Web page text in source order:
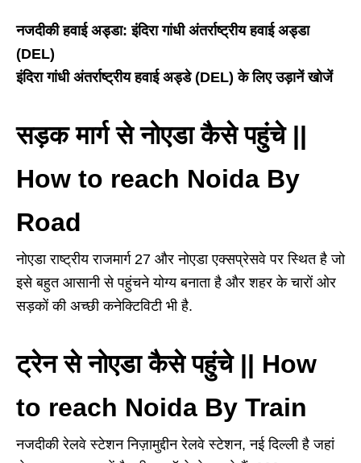
नजदीकी हवाई अड्डा: इंदिरा गांधी अंतर्राष्ट्रीय हवाई अड्डा
(DEL)
इंदिरा गांधी अंतर्राष्ट्रीय हवाई अड्डे (DEL) के लिए उड़ानें खोजें
सड़क मार्ग से नोएडा कैसे पहुंचे ||
How to reach Noida By
Road
नोएडा राष्ट्रीय राजमार्ग 27 और नोएडा एक्सप्रेसवे पर स्थित है जो
इसे बहुत आसानी से पहुंचने योग्य बनाता है और शहर के चारों ओर
सड़कों की अच्छी कनेक्टिविटी भी है.
ट्रेन से नोएडा कैसे पहुंचे || How
to reach Noida By Train
नजदीकी रेलवे स्टेशन निज़ामुद्दीन रेलवे स्टेशन, नई दिल्ली है जहां